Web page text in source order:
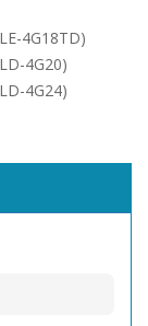
4G18TD)
4G20)
4G24)